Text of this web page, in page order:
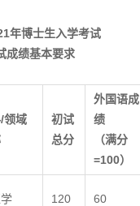
年博士生入学考试
成绩基本要求
/领域
初试
总分
外国语成
绩
（满分
=100）
120 60